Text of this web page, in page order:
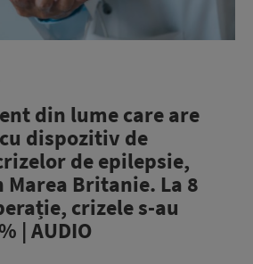
din lume care are
dispozitiv de
de epilepsie,
Britanie. La 8
crizele s-au
| AUDIO